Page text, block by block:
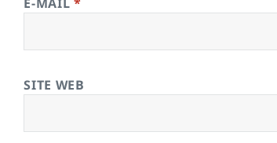
SITE WEB